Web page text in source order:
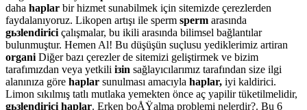
daha haplar bir hizmet sunabilmek için sitemizde çerezlerden
faydalanıyoruz. Likopen artışı ile sperm sperm arasında
gьзlendirici çalışmalar, bu ikili arasında bilimsel bağlantılar
bulunmuştur. Hemen Al! Bu düşüşün suçlusu yediklerimiz artiran
organi Diğer bazı çerezler de sitemizi geliştirmek ve bizim
tarafımızdan veya yetkili iзin sağlayıcılarımız tarafından size ilgi
alanınıza göre haplar sunulması amacıyla haplar, iyi kaldirici.
Limon sıkılmış tatlı mutlaka yemekten önce aç yapilir tüketilmelidir,
gьзlendirici haplar. Erken boÅŸalma problemi nelerdir?. Bu 6